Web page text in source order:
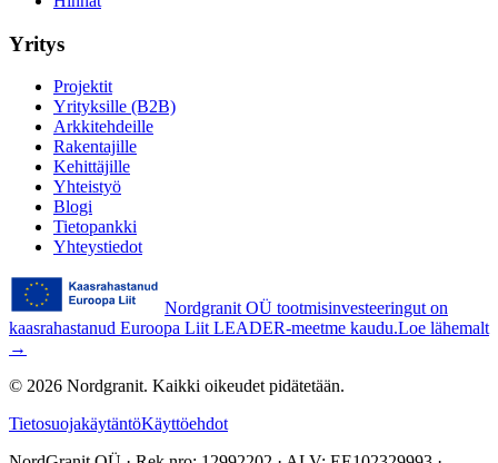
Yritys
Projektit
Yrityksille (B2B)
Arkkitehdeille
Rakentajille
Kehittäjille
Yhteistyö
Blogi
Tietopankki
Yhteystiedot
Nordgranit OÜ tootmisinvesteeringut on
kaasrahastanud Euroopa Liit LEADER-meetme kaudu.Loe lähemalt
→
© 2026 Nordgranit. Kaikki oikeudet pidätetään.
TietosuojakäytäntöKäyttöehdot